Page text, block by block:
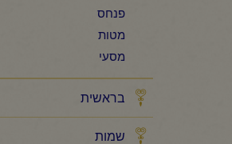
בראשית
שמות
פנחס
מטות
מסעי